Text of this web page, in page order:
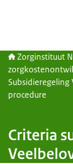
Zorginstituut
Subsidieregeling
procedure
Criteria